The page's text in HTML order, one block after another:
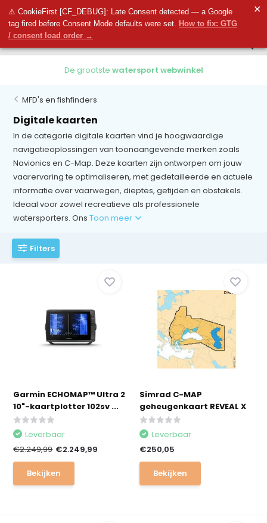
⚠ CookieFirst [CF_DEBUG]: Late Consent detected — a Google
tag fired before Consent Mode defaults were set. How to fix: GTG
/ consent load order →
✕
0 0
De grootstewatersport webwinkel
MFD's en fishfinders
Digitale kaarten
In de categorie digitale kaarten vind je hoogwaardige
navigatieoplossingen van toonaangevende merken zoals
Navionics en C-Map. Deze kaarten zijn ontworpen om jouw
vaarervaring te optimaliseren, met gedetailleerde en actuele
informatie over vaarwegen, dieptes, getijden en obstakels.
Ideaal voor zowel recreatieve als professionele
watersporters. OnsToon meer
Filters
Garmin ECHOMAP™ Ultra 2
10"-kaartplotter 102sv ...
Leverbaar
€2.249,99 €2.249,99
Bekijken
Simrad C-MAP
geheugenkaart REVEAL X
Leverbaar
€250,05
Bekijken